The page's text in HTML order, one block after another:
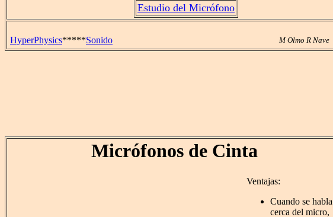
Estudio del Micrófono
HyperPhysics*****Sonido M Olmo R Nave
Micrófonos de Cinta
Ventajas:
Cuando se habla
cerca del micro,